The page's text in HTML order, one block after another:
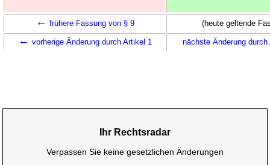
← frühere Fassung von § 9 (heute geltende
← vorherige Änderung durch Artikel 1 nächste Änderung
Ihr Rechtsradar
Verpassen Sie keine gesetzlichen Änderungen